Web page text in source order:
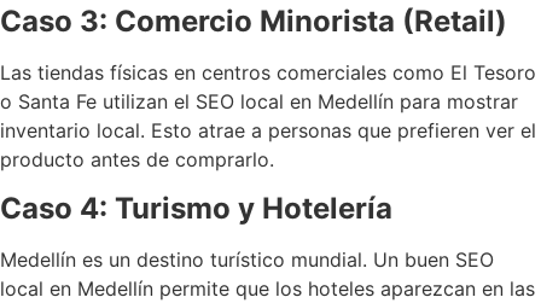
Caso 3: Comercio Minorista (Retail)
Las tiendas físicas en centros comerciales como El Tesoro
o Santa Fe utilizan el SEO local en Medellín para mostrar
inventario local. Esto atrae a personas que prefieren ver el
producto antes de comprarlo.
Caso 4: Turismo y Hotelería
Medellín es un destino turístico mundial. Un buen SEO
local en Medellín permite que los hoteles aparezcan en las